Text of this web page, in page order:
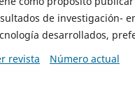
de investigación-
desarrollados,
revista
Número actual